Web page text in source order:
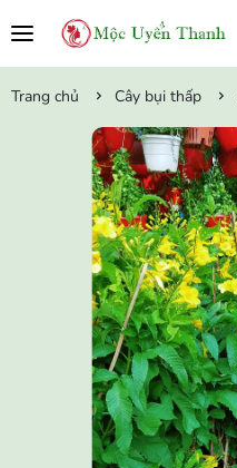
Trang chủ Cây bụi thấp